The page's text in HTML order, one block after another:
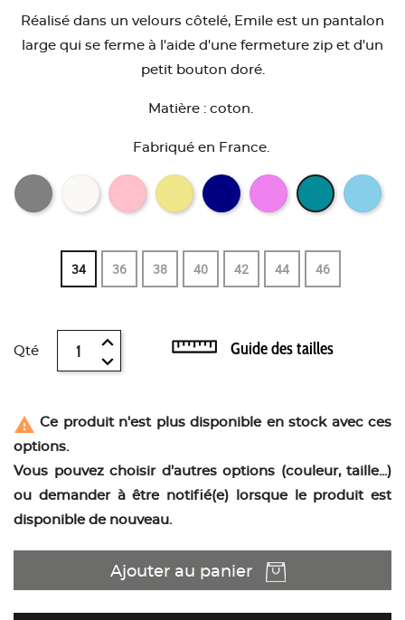
Réalisé dans un velours côtelé, Emile est un pantalon
large qui se ferme à l'aide d'une fermeture zip et d'un
petit bouton doré.
Matière : coton.
Fabriqué en France.
34 36 38 40 42 44 46
Qté Guide des tailles
report_problem Ce produit n'est plus disponible en stock avec ces
options.
Vous pouvez choisir d'autres options (couleur, taille...)
ou demander à être notifié(e) lorsque le produit est
disponible de nouveau.
Ajouter au panier